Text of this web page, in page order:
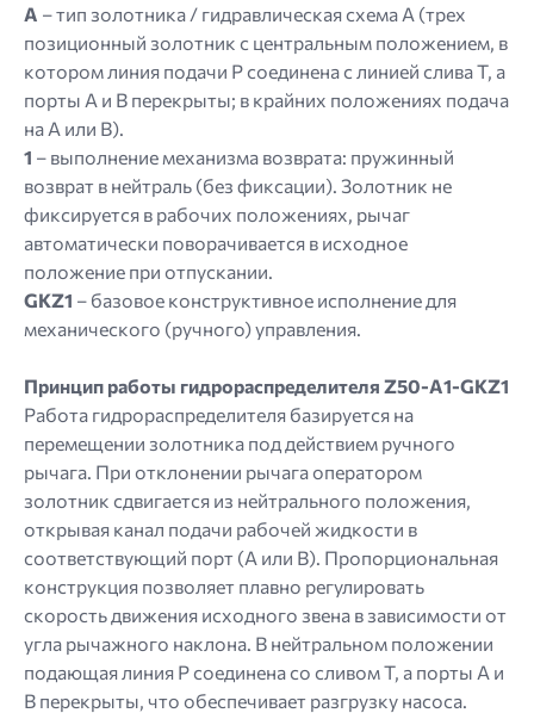
A – тип золотника / гидравлическая схема A (трех
позиционный золотник с центральным положением, в
котором линия подачи P соединена с линией слива T, а
порты A и B перекрыты; в крайних положениях подача
на A или B).
1 – выполнение механизма возврата: пружинный
возврат в нейтраль (без фиксации). Золотник не
фиксируется в рабочих положениях, рычаг
автоматически поворачивается в исходное
положение при отпускании.
GKZ1 – базовое конструктивное исполнение для
механического (ручного) управления.
Принцип работы гидрораспределителя Z50-A1-GKZ1
Работа гидрораспределителя базируется на
перемещении золотника под действием ручного
рычага. При отклонении рычага оператором
золотник сдвигается из нейтрального положения,
открывая канал подачи рабочей жидкости в
соответствующий порт (A или B). Пропорциональная
конструкция позволяет плавно регулировать
скорость движения исходного звена в зависимости от
угла рычажного наклона. В нейтральном положении
подающая линия P соединена со сливом T, а порты A и
B перекрыты, что обеспечивает разгрузку насоса.